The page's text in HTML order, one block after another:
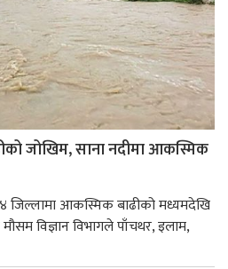
जोखिम, साना नदीमा आकस्मिक
जिल्लामा आकस्मिक बाढीको मध्यमदेखि
विज्ञान विभागले पाँचथर, इलाम,